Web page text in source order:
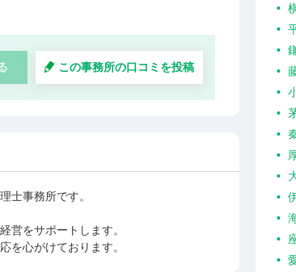
この事務所の口コミを投稿
士事務所です。
営をサポートします。
を心がけております。